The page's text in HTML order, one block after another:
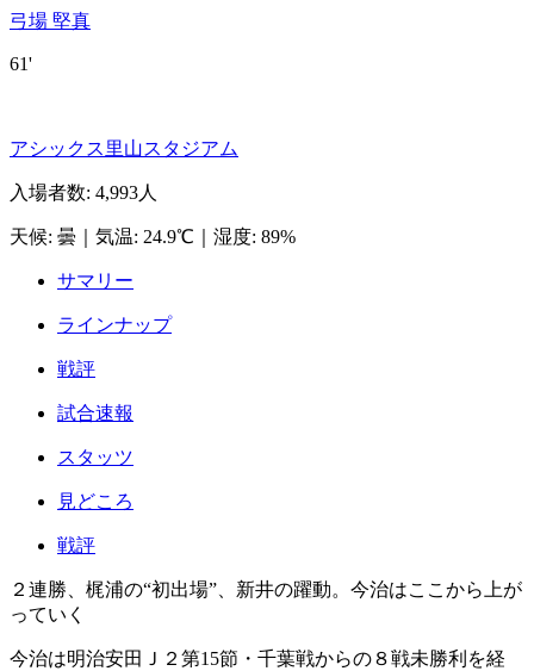
弓場 堅真
61'
アシックス里山スタジアム
入場者数: 4,993人
天候: 曇 気温: 24.9℃ 湿度: 89%
サマリー
ラインナップ
戦評
試合速報
スタッツ
見どころ
戦評
２連勝、梶浦の“初出場”、新井の躍動。今治はここから上が
っていく
今治は明治安田Ｊ２第15節・千葉戦からの８戦未勝利を経